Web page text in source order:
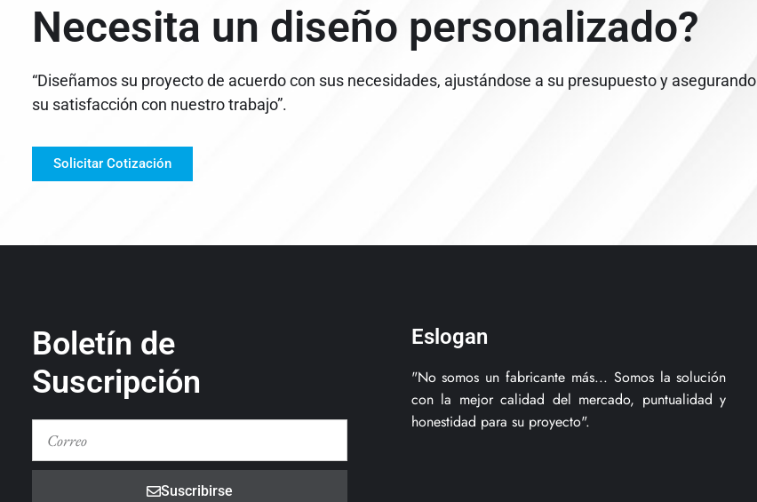
Necesita un diseño personalizado?
“Diseñamos su proyecto de acuerdo con sus necesidades, ajustándose a su presupuesto y asegurando
su satisfacción con nuestro trabajo”.
Solicitar Cotización
Boletín de
Suscripción
Suscribirse
Eslogan
"No somos un fabricante más... Somos la solución
con la mejor calidad del mercado, puntualidad y
honestidad para su proyecto".